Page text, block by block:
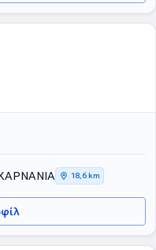
18,6 km